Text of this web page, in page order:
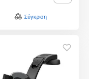
Σύγκριση